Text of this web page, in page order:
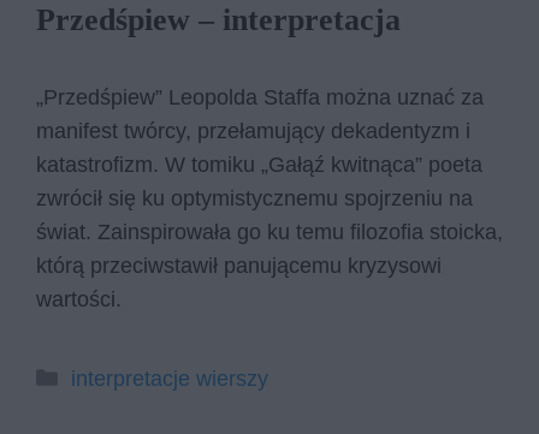
Przedśpiew – interpretacja
„Przedśpiew” Leopolda Staffa można uznać za
manifest twórcy, przełamujący dekadentyzm i
katastrofizm. W tomiku „Gałąź kwitnąca” poeta
zwrócił się ku optymistycznemu spojrzeniu na
świat. Zainspirowała go ku temu filozofia stoicka,
którą przeciwstawił panującemu kryzysowi
wartości.
Kategorie
interpretacje wierszy